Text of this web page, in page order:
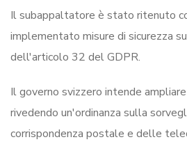
Il subappaltatore è stato ritenuto
implementato misure di sicurezza
dell'articolo 32 del GDPR.
Il governo svizzero intende
rivedendo un'ordinanza sulla
corrispondenza postale e delle